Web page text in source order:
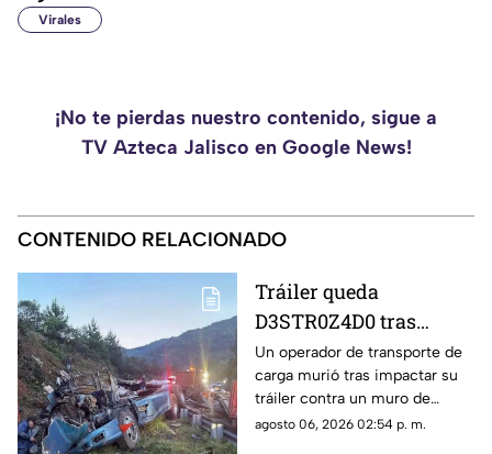
Virales
¡No te pierdas nuestro contenido, sigue a
TV Azteca Jalisco en Google News!
CONTENIDO RELACIONADO
Tráiler queda
D3STR0Z4D0 tras
accidente M0RTAL;
pobladores ignoran al
conductor y hacen
RAPIÑA
Un operador de transporte de
carga murió tras impactar su
tráiler contra un muro de
contención en la autopista
agosto 06, 2026 02:54 p. m.